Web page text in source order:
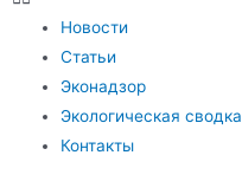
Новости
Статьи
Эконадзор
Экологическая сводка
Контакты